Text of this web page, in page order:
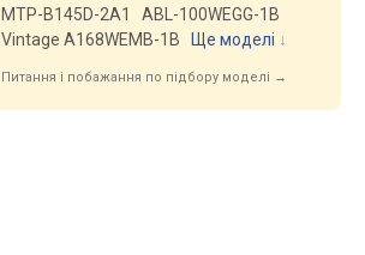
MTP-B145D-2A1
ABL-100WEGG-1B
Vintage A168WEMB-1B
Ще моделі ↓
Питання і побажання по підбору моделі →